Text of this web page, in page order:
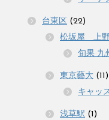
台東区 (22)
松坂屋 上
旬果 九
東京藝大 (11)
キャッ
浅草駅 (1)